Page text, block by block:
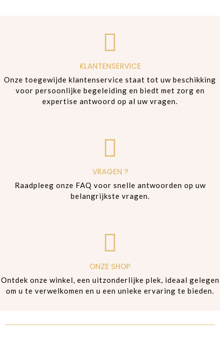
KLANTENSERVICE
Onze toegewijde klantenservice staat tot uw beschikking
voor persoonlijke begeleiding en biedt met zorg en
expertise antwoord op al uw vragen.
VRAGEN ?
Raadpleeg onze FAQ voor snelle antwoorden op uw
belangrijkste vragen.
ONZE SHOP
Ontdek onze winkel, een uitzonderlijke plek, ideaal gelegen
om u te verwelkomen en u een unieke ervaring te bieden.